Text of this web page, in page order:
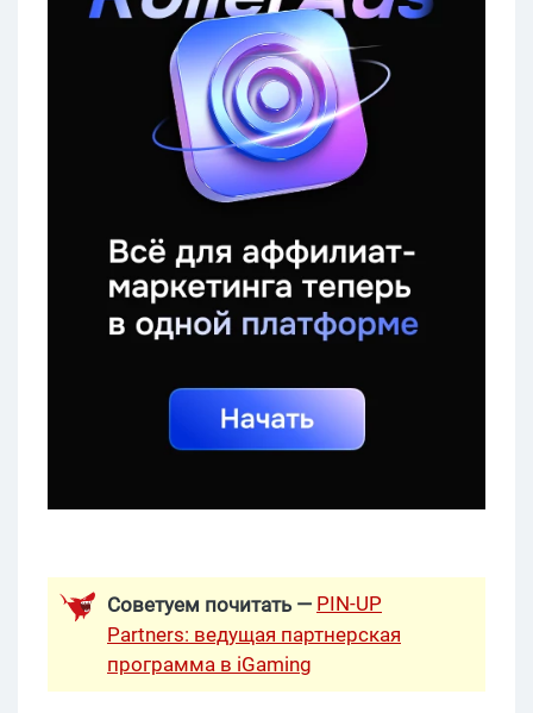
Советуем почитать — PIN-UP
Partners: ведущая партнерская
программа в iGaming